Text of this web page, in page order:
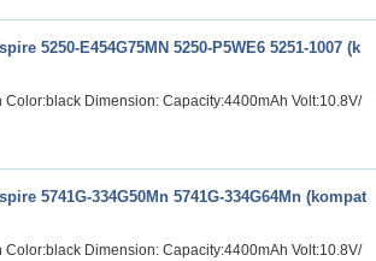
5250-E454G75MN 5250-P5WE6 5251-1007 (k
Color:black Dimension: Capacity:4400mAh Volt:10.8V/
5741G-334G50Mn 5741G-334G64Mn (kompat
Color:black Dimension: Capacity:4400mAh Volt:10.8V/